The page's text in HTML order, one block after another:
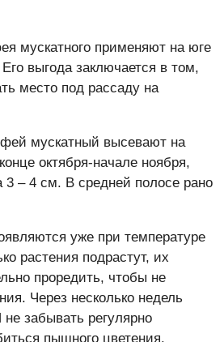
мускатного применяют на юге
выгода заключается в том,
место под рассаду на
мускатный высевают на
октября-начале ноября,
3 – 4 см. В средней полосе рано
уже при температуре
растения подрастут, их
проредить, чтобы не
Через несколько недель
забывать регулярно
пышного цветения.